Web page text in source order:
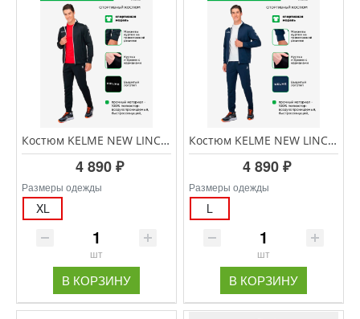
Костюм KELME NEW LINCE 3771200/3773200.003
4 890 ₽
Размеры одежды
XL
шт
В КОРЗИНУ
Костюм KELME NEW LINCE 3771200/3773200.424
4 890 ₽
Размеры одежды
L
шт
В КОРЗИНУ